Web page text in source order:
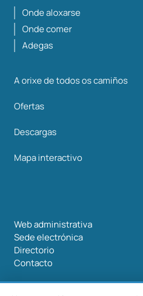
Onde aloxarse
Onde comer
Adegas
A orixe de todos os camiños
Ofertas
Descargas
Mapa interactivo
Web administrativa
Sede electrónica
Directorio
Contacto